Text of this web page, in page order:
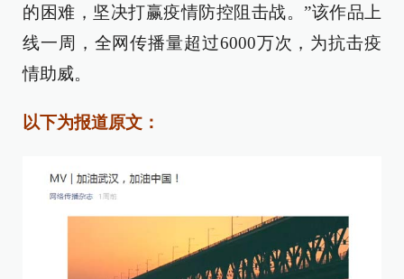
的困难，坚决打赢疫情防控阻击战。”该作品上
线一周，全网传播量超过6000万次，为抗击疫
情助威。
以下为报道原文：